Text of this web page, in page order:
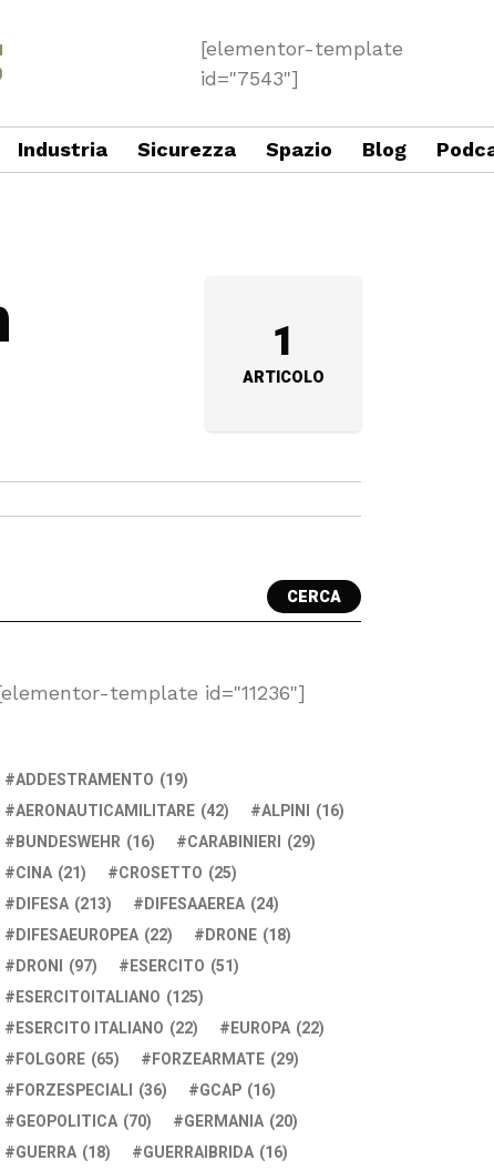
[elementor-template
id="7543"]
Industria Sicurezza Spazio Blog
1
ARTICOLO
CERCA
template id="11236"]
ADDESTRAMENTO (19)
AERONAUTICAMILITARE (42) ALPINI (16)
BUNDESWEHR (16) CARABINIERI (29)
CINA (21) CROSETTO (25)
DIFESA (213) DIFESAAEREA (24)
DIFESAEUROPEA (22) DRONE (18)
DRONI (97) ESERCITO (51)
ESERCITOITALIANO (125)
ESERCITO ITALIANO (22) EUROPA (22)
FOLGORE (65) FORZEARMATE (29)
FORZESPECIALI (36) GCAP (16)
GEOPOLITICA (70) GERMANIA (20)
GUERRA (18) GUERRAIBRIDA (16)